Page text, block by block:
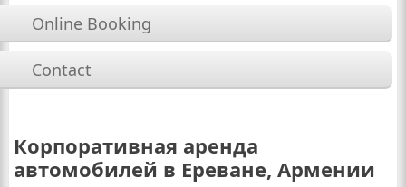
Online Booking
Contact
Корпоративная аренда
автомобилей в Ереване, Армении